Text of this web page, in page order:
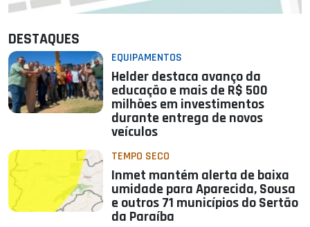
DESTAQUES
EQUIPAMENTOS
Helder destaca avanço da
educação e mais de R$ 500
milhões em investimentos
durante entrega de novos
veículos
TEMPO SECO
Inmet mantém alerta de baixa
umidade para Aparecida, Sousa
e outros 71 municípios do Sertão
da Paraíba